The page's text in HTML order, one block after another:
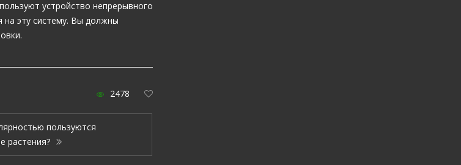
устройство непрерывного
на эту систему. Вы должны
2478
пользуются
растения?